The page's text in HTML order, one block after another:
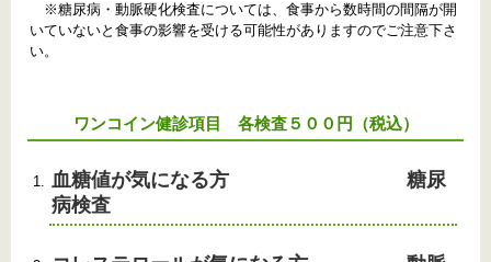
※糖尿病・動脈硬化検査については、食事から数時間の間隔が開
いていないと食事の影響を受ける可能性がありますのでご注意下さ
い。
ワンコイン健診項目 各検査５００円（税込）
血糖値が気になる方 糖尿
病検査